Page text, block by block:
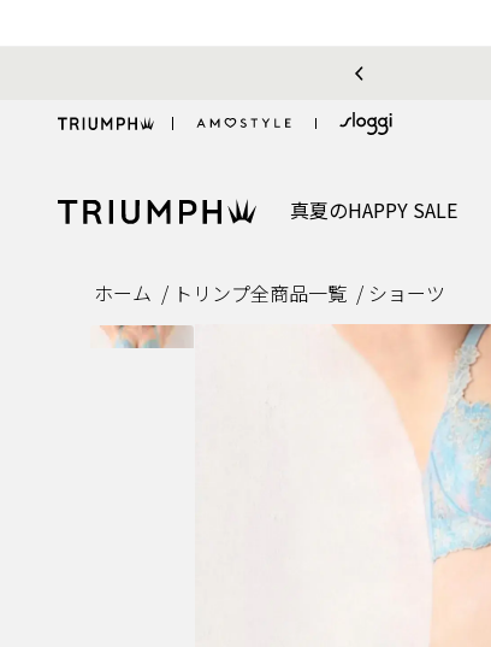
お気に入り機能をご利用のお客様へ
真夏のHAPPY SALE
ホーム トリンプ全商品一覧 ショーツ